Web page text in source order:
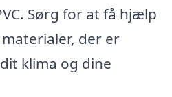
Sørg for at få hjælp
der er
klima og dine